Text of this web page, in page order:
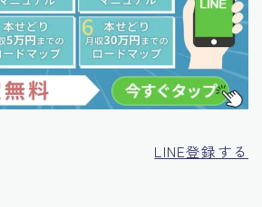
LINE登録する